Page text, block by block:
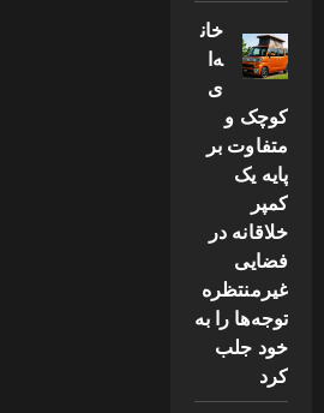
خان
ه‌ا
ی
کوچک و
متفاوت بر
پایه یک
کمپر
خلاقانه در
فضایی
غیرمنتظره
توجه‌ها را به
خود جلب
کرد